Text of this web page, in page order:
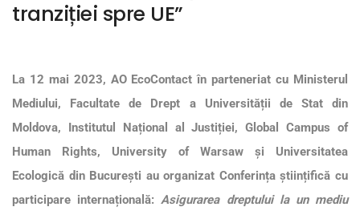
tranziției spre UE”
La 12 mai 2023, AO EcoContact în parteneriat cu Ministerul
Mediului, Facultate de Drept a Universității de Stat din
Moldova, Institutul Național al Justiției, Global Campus of
Human Rights, University of Warsaw și Universitatea
Ecologică din București au organizat Conferința științifică cu
participare internațională:Asigurarea dreptului la un mediu